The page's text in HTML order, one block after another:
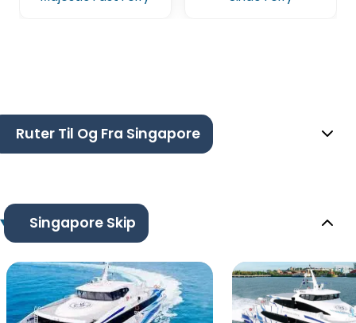
Ruter Til Og Fra Singapore
Singapore Skip